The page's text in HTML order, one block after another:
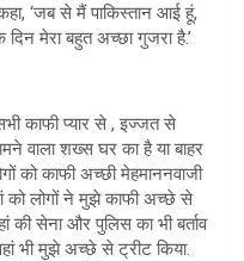
‘जब से मैं पाकिस्तान आई हूं,
मेरा बहुत अच्छा गुजरा है.’
काफी प्यार से , इज्जत से
वाला शख्स घर का है या बाहर
को काफी अच्छी मेहमाननवाजी
को लोगों ने मुझे काफी अच्छे से
की सेना और पुलिस का भी बर्ताव
भी मुझे अच्छे से ट्रीट किया.